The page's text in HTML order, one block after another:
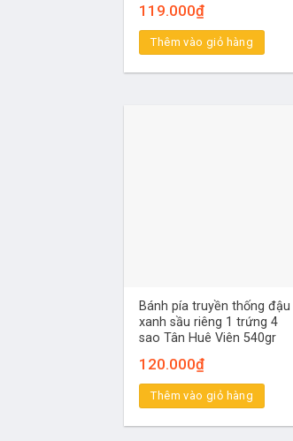
119.000₫
Thêm vào giỏ hàng
Bánh pía truyền thống đậu
xanh sầu riêng 1 trứng 4
sao Tân Huê Viên 540gr
120.000₫
Thêm vào giỏ hàng